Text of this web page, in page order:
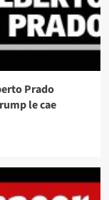
Prado
le cae